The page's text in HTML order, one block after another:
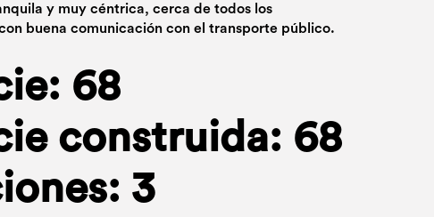
y muy céntrica, cerca de todos los
buena comunicación con el transporte público.
68
construida: 68
3